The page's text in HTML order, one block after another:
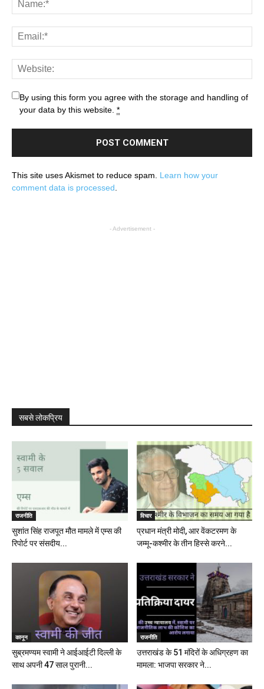
By using this form you agree with the storage and handling of
your data by this website. *
This site uses Akismet to reduce spam. Learn how your
comment data is processed
- Advertisement -
सबसे लोकप्रिय
राजनीति
सुशांत सिंह राजपूत मौत मामले में एम्स की
रिपोर्ट पर संसदीय...
विचार
प्रधान मंत्री मोदी, आर वेंकटरमण के
जम्मू-कश्मीर के तीन हिस्से करने...
कानून
सुब्रमण्यम स्वामी ने आईआईटी दिल्ली के
साथ अपनी 47 साल पुरानी...
राजनीति
उत्तराखंड के 51 मंदिरों के अधिग्रहण का
मामला: भाजपा सरकार ने...